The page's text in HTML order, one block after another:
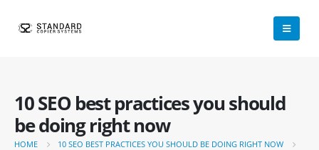
10 SEO best practices you should
be doing right now
HOME
10 SEO BEST PRACTICES YOU SHOULD BE DOING RIGHT NOW